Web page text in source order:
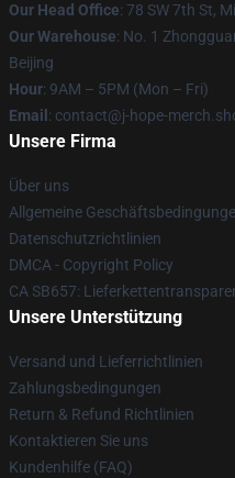
Our Head Office: 78 SW 7th St,
Our Warehouse: No. 1
Beijing
Hour: 9AM – 5PM (Mon – Fri)
Email : contact@j-hope-
Unsere Firma
Über uns
Allgemeine
Datenschutzrichtlinien
DMCA - Copyright Policy
CA SB657:
Unsere Unterstützung
Versand und Lieferrichtlinien
Zahlungsbedingungen
Return & Refund Richtlinien
Kontaktieren Sie uns
Kundenhilfe (FAQ)